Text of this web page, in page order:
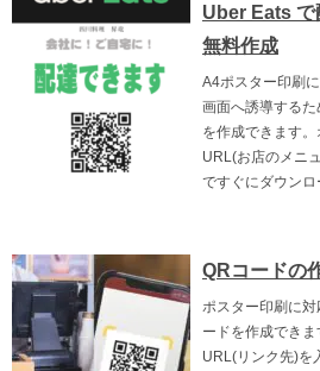
Uber Eats で
無料作成
A4ポスター印刷
画面へ誘導する
を作成できます
URL(お店のメニ
ですぐにダウンロ
QRコードの
ポスター印刷に
ードを作成でき
URL(リンク先)を